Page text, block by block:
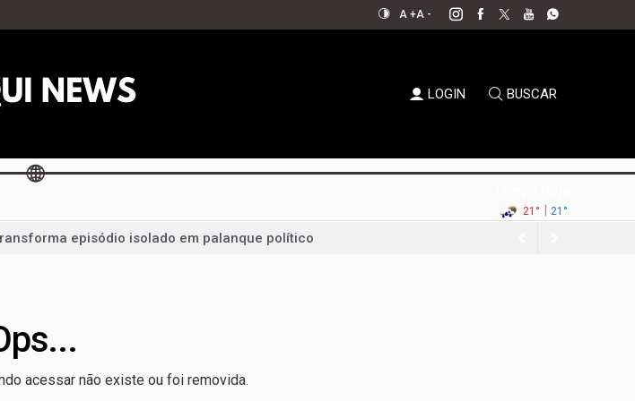
A +A -
LOGIN BUSCAR
21° | 21°
episódio isolado em palanque político
mãe; campanha cobra apoio de toda a sociedade
um vice: o desafio de Arruda para permanecer no jogo político
acessar não existe ou foi removida.